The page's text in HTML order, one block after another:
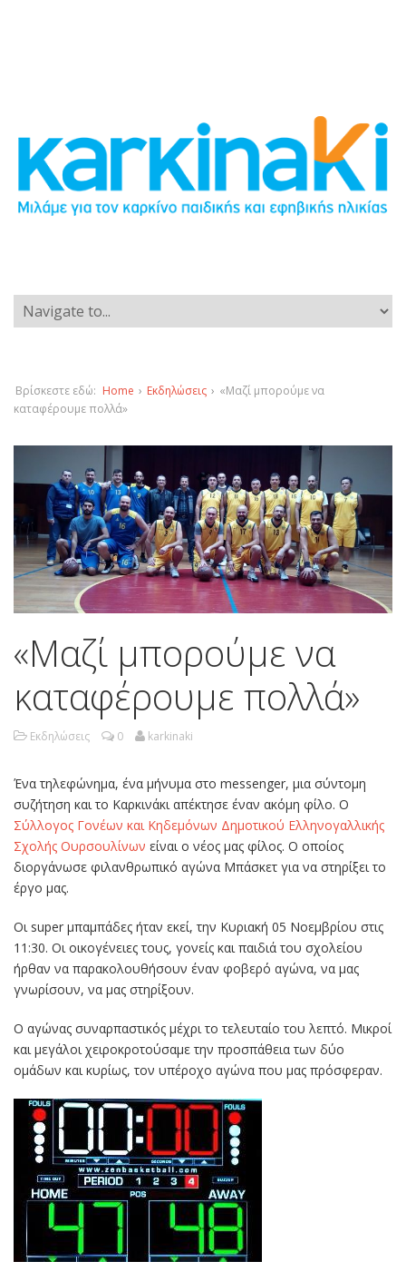
Βρίσκεστε εδώ: Home › Εκδηλώσεις › «Μαζί μπορούμε να
καταφέρουμε πολλά»
«Μαζί μπορούμε να
καταφέρουμε πολλά»
Εκδηλώσεις 0 karkinaki
Ένα τηλεφώνημα, ένα μήνυμα στο messenger, μια σύντομη
συζήτηση και το Καρκινάκι απέκτησε έναν ακόμη φίλο. Ο
Σύλλογος Γονέων και Κηδεμόνων Δημοτικού Ελληνογαλλικής
Σχολής Ουρσουλίνων είναι ο νέος μας φίλος. Ο οποίος
διοργάνωσε φιλανθρωπικό αγώνα Μπάσκετ για να στηρίξει το
έργο μας.
Οι super μπαμπάδες ήταν εκεί, την Κυριακή 05 Νοεμβρίου στις
11:30. Οι οικογένειες τους, γονείς και παιδιά του σχολείου
ήρθαν να παρακολουθήσουν έναν φοβερό αγώνα, να μας
γνωρίσουν, να μας στηρίξουν.
Ο αγώνας συναρπαστικός μέχρι το τελευταίο του λεπτό. Μικροί
και μεγάλοι χειροκρoτούσαμε την προσπάθεια των δύο
ομάδων και κυρίως, τον υπέροχο αγώνα που μας πρόσφεραν.